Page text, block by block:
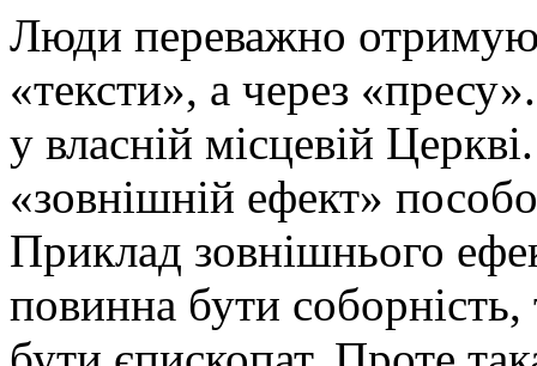
Люди переважно
«тексти», а через
у власній місцевій
«зовнішній ефект»
Приклад зовнішнього
повинна бути